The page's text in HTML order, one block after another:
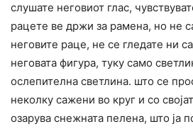
слушате неговиот глас,
рацете ве држи за рамена, но не
неговите раце, не се гледате ни
неговата фигура, туку само
ослепителна светлина. што се
неколку сажени во круг и co
озарува снежната пелена, што ja